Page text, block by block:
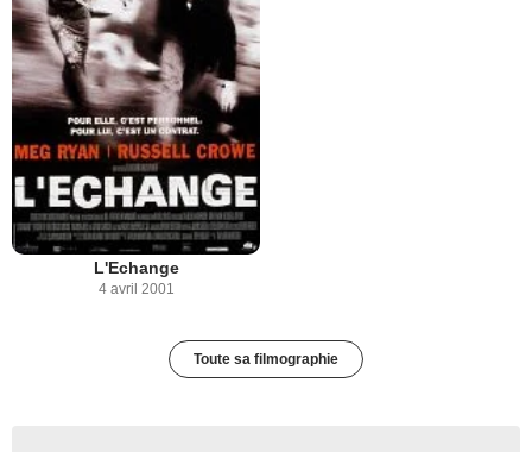
L'Echange
4 avril 2001
Toute sa filmographie